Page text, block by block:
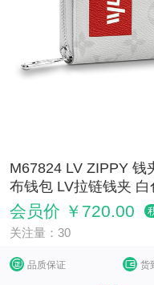
M67824 LV ZIPPY 钱
布钱包 LV拉链钱夹 白
会员价 ￥720.00
关注量：30
品质保证 货